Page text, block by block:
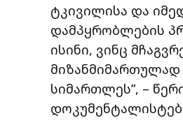
ტკივილისა და
დამპყრობლების
ისინი, ვინც
მიზანმიმართულად
სიმართლეს”, –